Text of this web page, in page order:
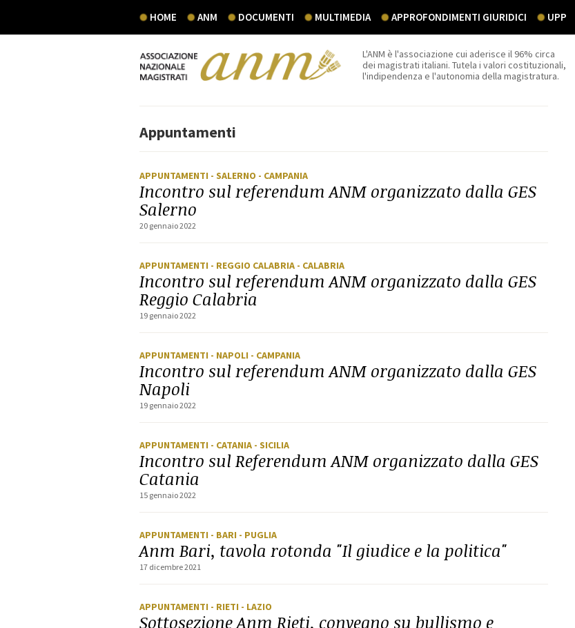
HOME ANM DOCUMENTI MULTIMEDIA APPROFONDIMENTI GIURIDICI UPP
L'ANM è l'associazione cui aderisce il 96% circa
dei magistrati italiani. Tutela i valori costituzionali,
l'indipendenza e l'autonomia della magistratura.
Appuntamenti
APPUNTAMENTI - SALERNO - CAMPANIA
Incontro sul referendum ANM organizzato dalla GES
Salerno
20 gennaio 2022
APPUNTAMENTI - REGGIO CALABRIA - CALABRIA
Incontro sul referendum ANM organizzato dalla GES
Reggio Calabria
19 gennaio 2022
APPUNTAMENTI - NAPOLI - CAMPANIA
Incontro sul referendum ANM organizzato dalla GES
Napoli
19 gennaio 2022
APPUNTAMENTI - CATANIA - SICILIA
Incontro sul Referendum ANM organizzato dalla GES
Catania
15 gennaio 2022
APPUNTAMENTI - BARI - PUGLIA
Anm Bari, tavola rotonda "Il giudice e la politica"
17 dicembre 2021
APPUNTAMENTI - RIETI - LAZIO
Sottosezione Anm Rieti, convegno su bullismo e